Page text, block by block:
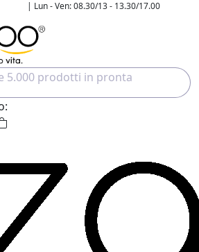
| Lun - Ven: 08.30/13 - 13.30/17.00
5.000 prodotti in pronta